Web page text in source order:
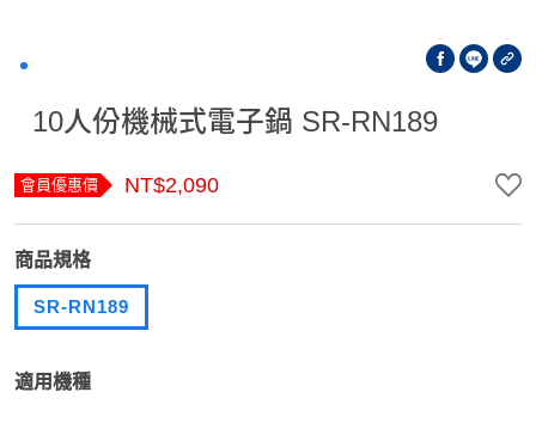
10人份機械式電子鍋 SR-RN189
會員優惠價 NT$2,090
商品規格
SR-RN189
適用機種